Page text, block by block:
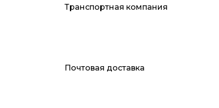
Транспортная компания
Почтовая доставка